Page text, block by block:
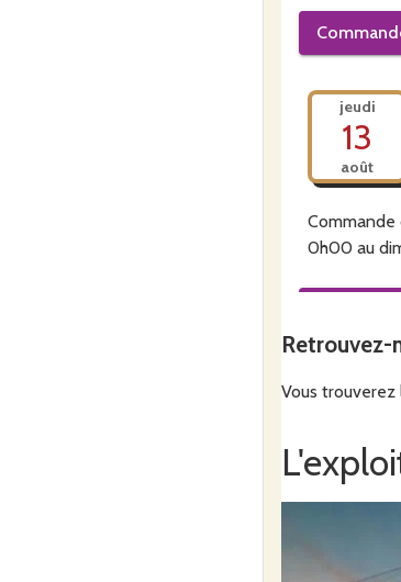
jeudi
13
août
0h00 au
Retrouvez-
Vous trouverez